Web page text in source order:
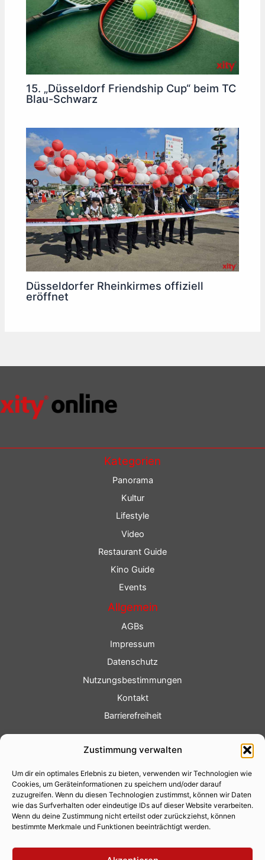
Zustimmung verwalten
Um dir ein optimales Erlebnis zu bieten, verwenden wir Technologien wie
Cookies, um Geräteinformationen zu speichern und/oder darauf
zuzugreifen. Wenn du diesen Technologien zustimmst, können wir Daten
wie das Surfverhalten oder eindeutige IDs auf dieser Website verarbeiten.
Wenn du deine Zustimmung nicht erteilst oder zurückziehst, können
bestimmte Merkmale und Funktionen beeinträchtigt werden.
15. „Düsseldorf Friendship Cup“ beim TC
Blau-Schwarz
Düsseldorfer Rheinkirmes offiziell
eröffnet
Kategorien
Panorama
Kultur
Lifestyle
Video
Restaurant Guide
Kino Guide
Events
Allgemein
AGBs
Impressum
Datenschutz
Nutzungsbestimmungen
Kontakt
Barrierefreiheit
Fotoservice
Videoservice
Werbung
Contenterstellung
Lokalnachrichten
Lokalfernsehen